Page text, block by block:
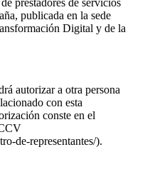
publicada en la sede
Digital y de la
autorizar a otra persona
con esta
conste en el
de-representantes/).